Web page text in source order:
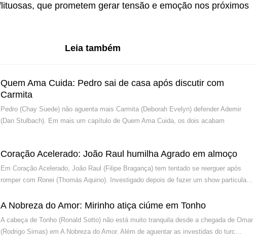
que prometem gerar tensão e emoção nos próximos
Leia também
Quem Ama Cuida: Pedro sai de casa após discutir com
Carmita
Pedro (Chay Suede) não aguenta mais Carmita (Deborah Evelyn) defender Ademir
(Dan Stulbach). Em mais um capítulo de Quem Ama Cuida, os dois acabam
Coração Acelerado: João Raul humilha Agrado em almoço
Em Coração Acelerado, João Raul (Filipe Bragança) tem tentado se reerguer após
romper com Ronei (Thomás Aquino). Investigado depois de fazer um show particula…
A Nobreza do Amor: Mirinho atiça ciúme em Tonho
A cabeça de Tonho (Ronald Sotto) não está muito tranquila desde a chegada de Omar
(Rodrigo Simas) em A Nobreza do Amor. Além de aguentar as investidas do turc…